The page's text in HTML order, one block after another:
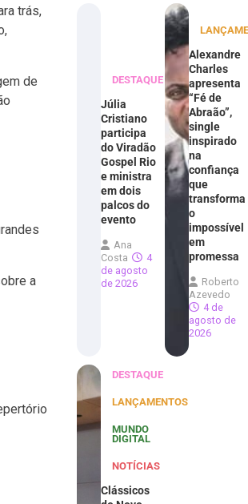
trás,
de
a
DESTAQUE
Júlia
Cristiano
participa
do Viradão
Gospel Rio
e ministra
em dois
palcos do
evento
Ana
Costa
4
de agosto
de 2026
Alexandre
Charles
apresenta
“Fé de
Abraão”,
single
inspirado
na
confiança
que
transforma
o
impossível
em
promessa
Roberto
Azevedo
4 de
agosto de
2026
DESTAQUE
LANÇAMENTOS
MUNDO
DIGITAL
NOTÍCIAS
Clássicos